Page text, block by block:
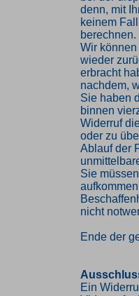
denn, mit
keinem
berechnen.
Wir
wieder
erbracht
nachdem,
Sie haben
binnen
Widerruf
oder zu
Ablauf der
Sie
nicht
Ende der
Ein